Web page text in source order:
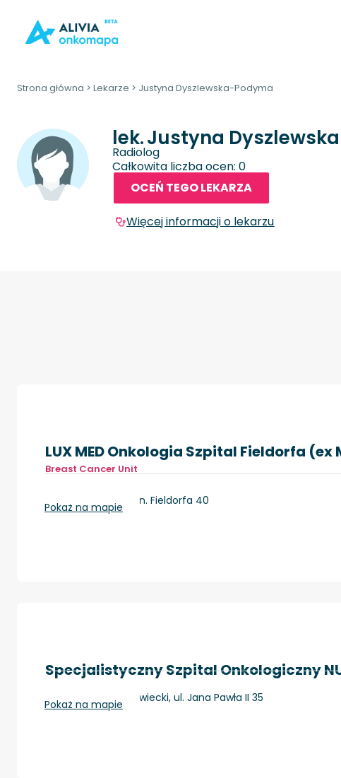
Strona główna > Lekarze > Justyna Dyszlewska-Podyma
lek.Justyna
Radiolog
Całkowita liczba ocen: 0
OCEŃ TEGO LEKARZA
Więcej informacji o lekarzu
LUX MED Onkologia Szpital Fieldorfa
Breast Cancer Unit
Warszawa, ul. Gen. Fieldorfa 40
Pokaż na mapie
Specjalistyczny Szpital Onkologiczny
Tomaszów Mazowiecki, ul. Jana Pawła II 35
Pokaż na mapie